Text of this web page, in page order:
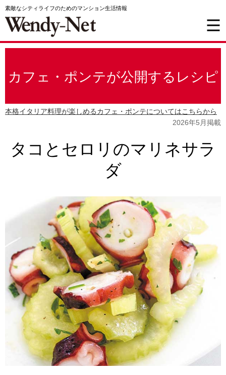
素敵なシティライフのためのマンション生活情報
カフェ・ポンテが公開するレシピ
本格イタリア料理が楽しめるカフェ・ポンテについてはこちらから
2026年5月掲載
タコとセロリのマリネサラ
ダ